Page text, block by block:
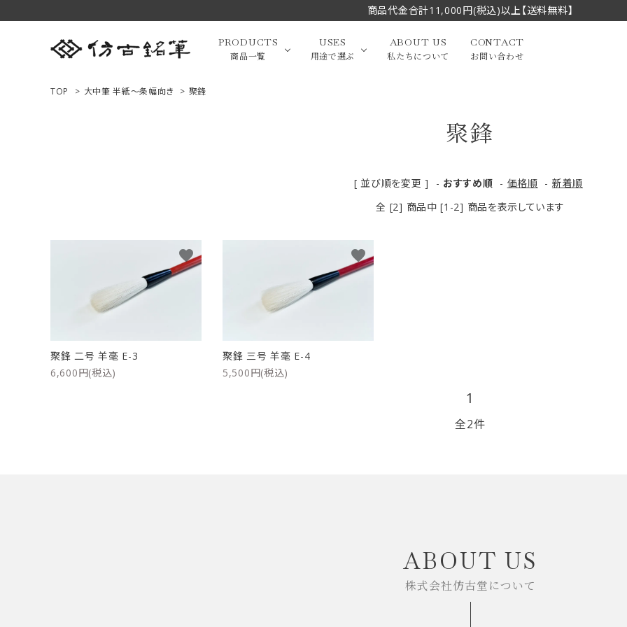
商品代金合計11,000円(税込)以上【送料無料】
PRODUCTS
商品一覧
大中筆（半切・条幅以
小筆
限定品・セット品
高級化粧筆
USES
用途で選ぶ
漢字
写経・御朱印 画筆・絵てがみ
贈り物（限定セット） 洗浄剤・その他
ABOUT US
私たちについて
CONTACT
お問い合わせ
商品一覧
プライバシーポリシー
TOP > 大中筆 半紙～条幅向き > 聚鋒
聚鋒
[ 並び順を変更 ] - おすすめ順 - 価格順 - 新着順
全 [2] 商品中 [1-2] 商品を表示しています
聚鋒 二号 羊毫 E-3
6,600円(税込)
favorite
聚鋒 三号 羊毫 E-4
5,500円(税込)
favorite
1
全2件
ABOUT US
株式会社仿古堂について